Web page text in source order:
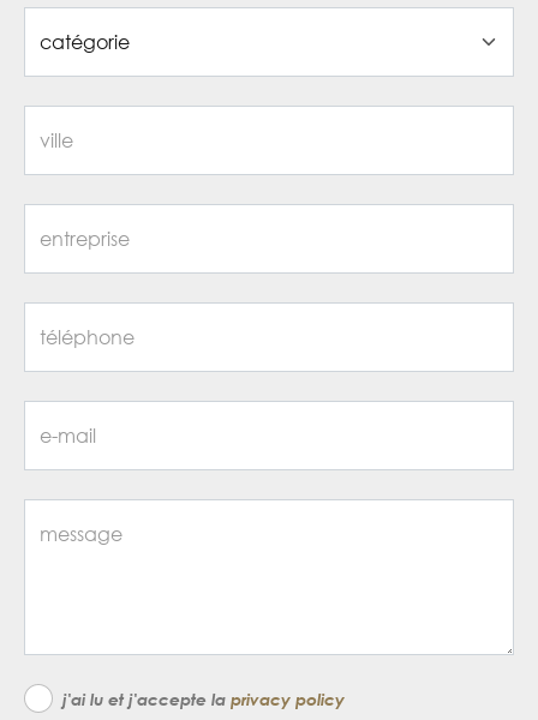
j'ai lu et j'accepte la privacy policy